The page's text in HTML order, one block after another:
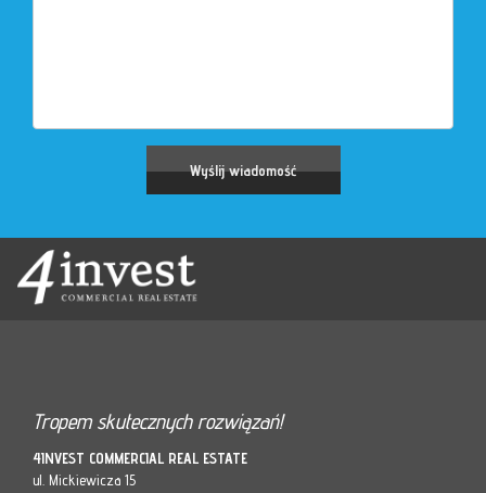
Tropem skutecznych rozwiązań!
4INVEST COMMERCIAL REAL ESTATE
ul. Mickiewicza 15